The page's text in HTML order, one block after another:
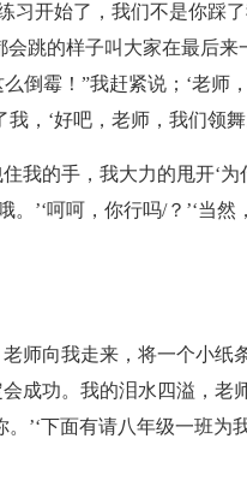
习开始了，我们不是你踩
跳的样子叫大家在最后来
倒霉！”我赶紧说；‘老师
，‘好吧，老师，我们领舞
我的手，我大力的甩开‘为
’‘呵呵，你行吗/？’‘当然
师向我走来，将一个小纸
成功。我的泪水四溢，老
’‘下面有请八年级一班为